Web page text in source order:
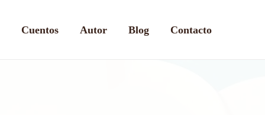
Cuentos Autor Blog Contacto